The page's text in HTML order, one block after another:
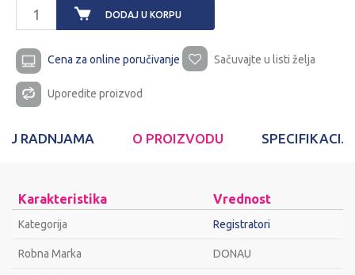
DODAJ U KORPU
Cena za online poručivanje Sačuvajte u listi želja
Uporedite proizvod
U RADNJAMA O PROIZVODU
Karakteristika Vrednost
Kategorija Registratori
Robna Marka DONAU